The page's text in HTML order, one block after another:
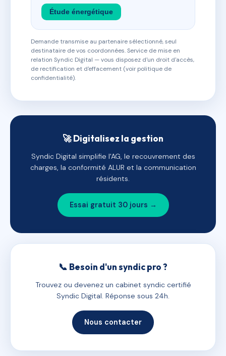
Étude énergétique
Demande transmise au partenaire sélectionné, seul
destinataire de vos coordonnées. Service de mise en
relation Syndic Digital — vous disposez d'un droit d'accès,
de rectification et d'effacement (voir politique de
confidentialité).
🚀 Digitalisez la gestion
Syndic Digital simplifie l'AG, le recouvrement des
charges, la conformité ALUR et la communication
résidents.
Essai gratuit 30 jours →
📞 Besoin d'un syndic pro ?
Trouvez ou devenez un cabinet syndic certifié
Syndic Digital. Réponse sous 24h.
Nous contacter